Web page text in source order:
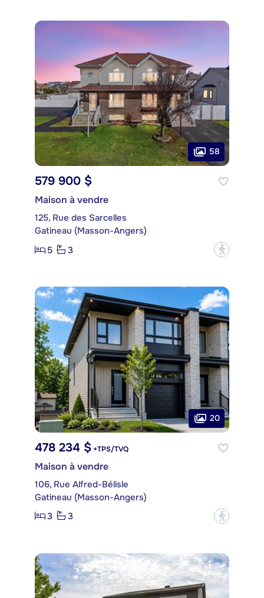
58
579 900 $
Maison à vendre
125, Rue des Sarcelles
Gatineau (Masson-Angers)
5
3 ?
20
478 234 $ +TPS/TVQ
Maison à vendre
106, Rue Alfred-Bélisle
Gatineau (Masson-Angers)
3
3 ?